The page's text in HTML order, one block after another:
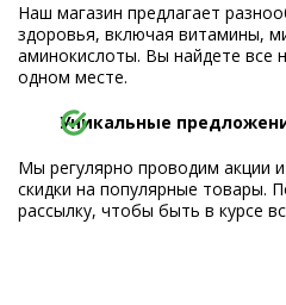
Наш магазин предлагает
здоровья, включая витамины,
аминокислоты. Вы найдете все
одном месте.
Уникальные
Мы регулярно проводим акции
скидки на популярные товары.
рассылку, чтобы быть в курсе